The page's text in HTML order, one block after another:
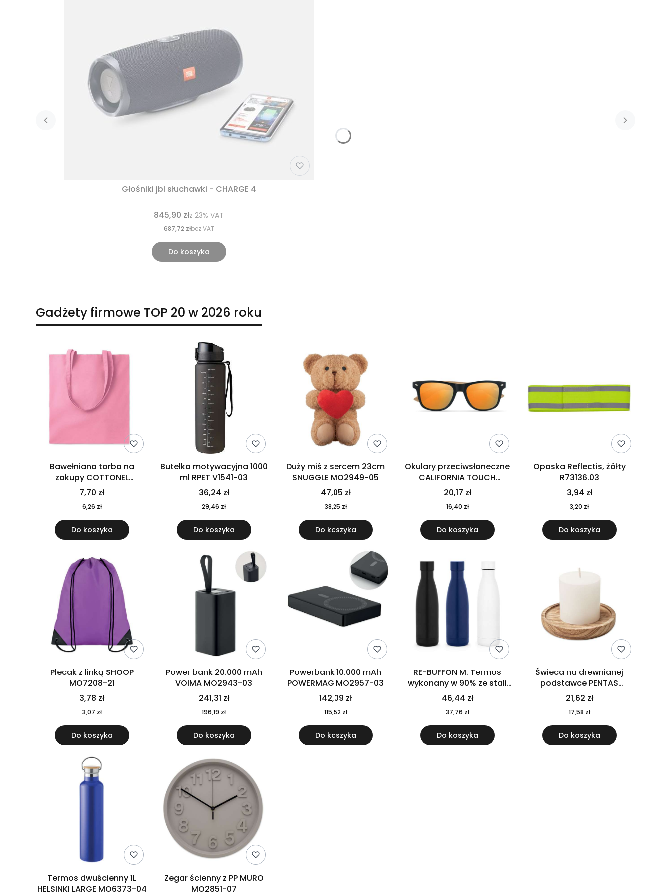
Głośniki jbl słuchawki - CHARGE 4
845,90 złz 23% VAT
687,72 złbez VAT
Do koszyka
Gadżety firmowe TOP 20 w 2026 roku
Bawełniana torba na
zakupy COTTONEL
COLOUR++ MO9846-11
7,70 zł
6,26 zł
Do koszyka
Butelka motywacyjna 1000
ml RPET V1541-03
36,24 zł
29,46 zł
Do koszyka
Duży miś z sercem 23cm
SNUGGLE MO2949-05
47,05 zł
38,25 zł
Do koszyka
Okulary przeciwsłoneczne
CALIFORNIA TOUCH
MO9617-10
20,17 zł
16,40 zł
Do koszyka
Opaska Reflectis, żółty
R73136.03
3,94 zł
3,20 zł
Do koszyka
Plecak z linką SHOOP
MO7208-21
3,78 zł
3,07 zł
Do koszyka
Power bank 20.000 mAh
VOIMA MO2943-03
241,31 zł
196,19 zł
Do koszyka
Powerbank 10.000 mAh
POWERMAG MO2957-03
142,09 zł
115,52 zł
Do koszyka
RE-BUFFON M. Termos
wykonany w 90% ze stali
nierdzewnej pochodzącej z
recyklingu 520 ml 94294
46,44 zł
37,76 zł
Do koszyka
Świeca na drewnianej
podstawce PENTAS
MO6282-40
21,62 zł
17,58 zł
Do koszyka
Termos dwuścienny 1L
HELSINKI LARGE MO6373-04
Zegar ścienny z PP MURO
MO2851-07